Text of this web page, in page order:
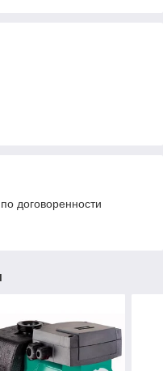
договоренности